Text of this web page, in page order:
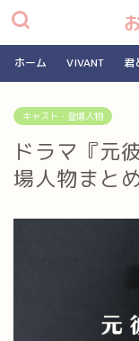
ホーム VIVANT 君
キャスト・登場人物
ドラマ『元
場人物まと